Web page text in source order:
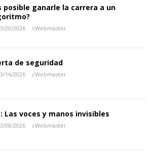
posible ganarle la carrera a un
20/2026 cWebmaster
de seguridad
16/2026 cWebmaster
Las voces y manos invisibles
08/2026 cWebmaster